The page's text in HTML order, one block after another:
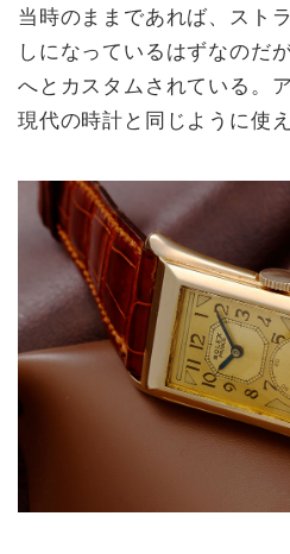
当時のままであれば、スト
しになっているはずなのだ
へとカスタムされている。
現代の時計と同じように使